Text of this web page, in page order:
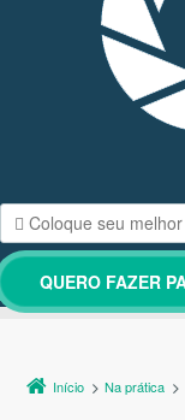
Início Na prática